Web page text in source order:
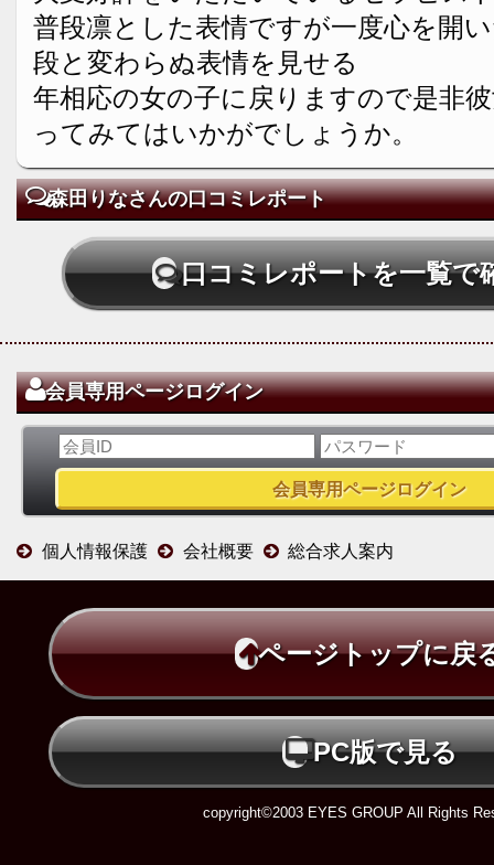
普段凛とした表情ですが一度心を開
段と変わらぬ表情を見せる
年相応の女の子に戻りますので是非
ってみてはいかがでしょうか。
森田りなさんの口コミレポート
口コミレポートを一覧で
会員専用ページログイン
個人情報保護 会社概要 総合求人案内
ページトップに戻
PC版で見る
copyright©2003 EYES GROUP All Rights